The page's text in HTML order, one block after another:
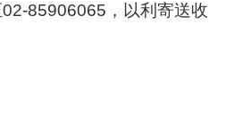
85906065，以利寄送收